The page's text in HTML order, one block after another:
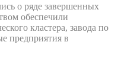
о ряде завершенных
обеспечили
кластера, завода по
предприятия в